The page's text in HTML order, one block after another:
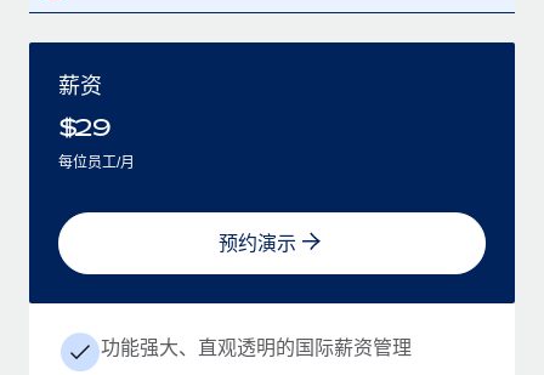
薪资
$29
每位员工/月
预约演示
功能强大、直观透明的国际薪资管理